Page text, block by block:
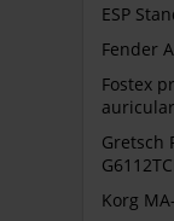
ESP
Fender
Fostex
Gretsch
Korg